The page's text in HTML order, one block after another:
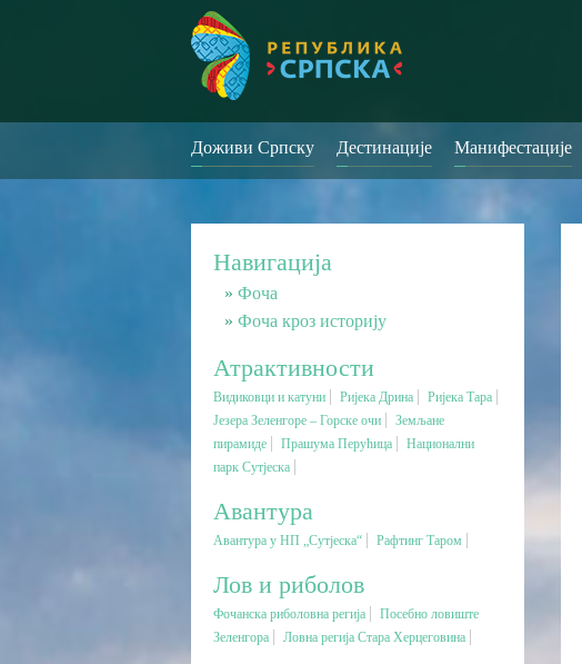
Доживи Српску Дестинације Манифестације
Навигација
Фоча
Фоча кроз историју
Атрактивности
Видиковци и катуни Ријека Дрина
Ријека Тара
Језера Зеленгоре – Горске очи
Земљане
пирамиде
Прашума Перућица
Национални
парк Сутјеска
Авантура
Авантура у НП „Сутјеска“ Рафтинг Таром
Лов и риболов
Фочанска риболовна регија
Посебно ловиште
Зеленгора
Ловна регија Стара Херцеговина